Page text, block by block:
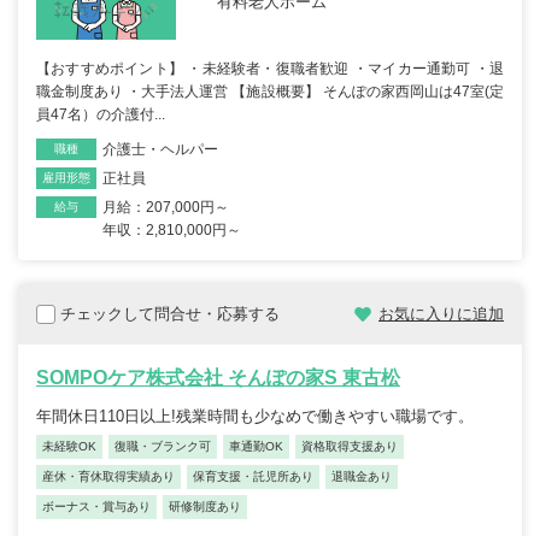
【おすすめポイント】 ・未経験者・復職者歓迎 ・マイカー通勤可 ・退
職金制度あり ・大手法人運営 【施設概要】 そんぽの家西岡山は47室(定
員47名）の介護付...
職種 介護士・ヘルパー
雇用形態 正社員
給与
月給：207,000円～
年収：2,810,000円～
チェックして問合せ・応募する お気に入りに追加
SOMPOケア株式会社 そんぽの家S 東古松
年間休日110日以上!残業時間も少なめで働きやすい職場です。
未経験OK 復職・ブランク可 車通勤OK 資格取得支援あり
産休・育休取得実績あり 保育支援・託児所あり 退職金あり
ボーナス・賞与あり 研修制度あり